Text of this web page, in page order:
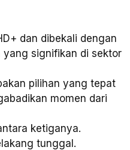
dan dibekali dengan
yang signifikan di sektor
pilihan yang tepat
momen dari
ketiganya.
tunggal.